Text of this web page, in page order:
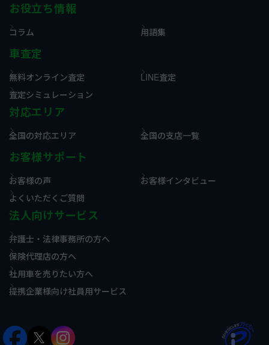
お役立ち情報
コラム 用語集
車査定
無料オンライン査定
LINE査定
査定シミュレーション
対応エリア
全国の対応エリア 全国の支店一覧
お客様サポート
お客様の声
お客様インタビュー
よくいただくご質問
法人向けサービス
弁護士・法律事務所の方へ
保険代理店の方へ
社用車を売りたい方へ
提携企業様向け社員用サービス